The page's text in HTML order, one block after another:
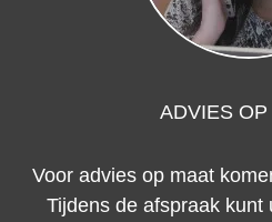
ADVIES OP
Voor advies op maat
Tijdens de afspraak kunt